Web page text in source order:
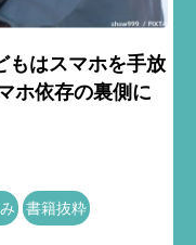
もはスマホを手放
ホ依存の裏側に
書籍抜粋